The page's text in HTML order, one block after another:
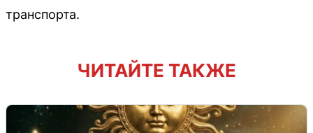
транспорта.
ЧИТАЙТЕ ТАКЖЕ